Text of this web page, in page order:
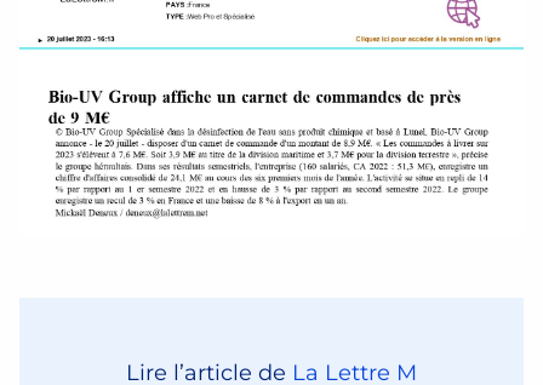
Lire l’article de La Lettre M